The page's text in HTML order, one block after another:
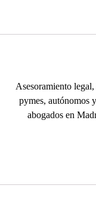
Asesoramiento
pymes, autónomos
abogados en